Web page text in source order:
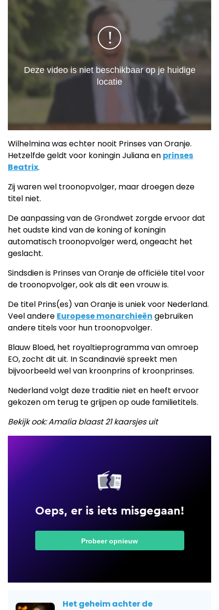
Wilhelmina was echter nooit Prinses van Oranje.
Hetzelfde geldt voor koningin Juliana en prinses
Beatrix.
Zij waren wel troonopvolger, maar droegen deze
titel niet.
De aanpassing van de Grondwet zorgde ervoor dat
het oudste kind van de koning of koningin
automatisch troonopvolger werd, ongeacht het
geslacht.
Sindsdien is Prinses van Oranje de officiële titel voor
de troonopvolger, ook als dit een vrouw is.
De titel Prins(es) van Oranje is uniek voor Nederland.
Veel andere Europese monarchieën gebruiken
andere titels voor hun troonopvolger.
Blauw Bloed, het royaltieprogramma van omroep
EO, zocht dit uit. In Scandinavië spreekt men
bijvoorbeeld wel van kroonprins of kroonprinses.
Nederland volgt deze traditie niet en heeft ervoor
gekozen om terug te grijpen op oude familietitels.
Bekijk ook: Amalia blaast 21 kaarsjes uit
Het geheim achter de